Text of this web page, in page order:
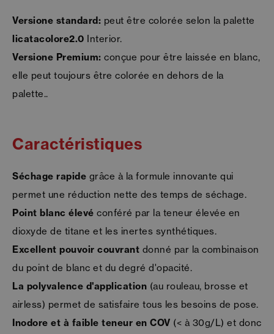
Versione standard: peut être colorée selon la palette
licatacolore2.0 Interior.
Versione Premium: conçue pour être laissée en blanc,
elle peut toujours être colorée en dehors de la
palette..
Caractéristiques
Séchage rapide grâce à la formule innovante qui
permet une réduction nette des temps de séchage.
Point blanc élevé conféré par la teneur élevée en
dioxyde de titane et les inertes synthétiques.
Excellent pouvoir couvrant donné par la combinaison
du point de blanc et du degré d'opacité.
La polyvalence d'application (au rouleau, brosse et
airless) permet de satisfaire tous les besoins de pose.
Inodore et à faible teneur en COV (< à 30g/L) et donc